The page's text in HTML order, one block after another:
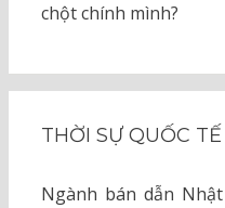
chột chính mình?
THỜI SỰ QUỐC TẾ
Ngành bán dẫn